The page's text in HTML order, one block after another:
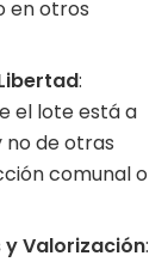
en otros
:
el lote está a
de otras
comunal o
Valorización: